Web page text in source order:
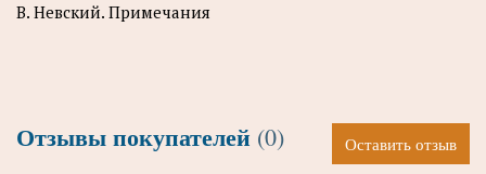
В. Невский. Примечания
Отзывы покупателей (0) Оставить отзыв